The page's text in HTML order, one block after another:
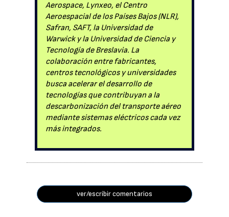
Aerospace, Lynxeo, el Centro
Aeroespacial de los Países Bajos (NLR),
Safran, SAFT, la Universidad de
Warwick y la Universidad de Ciencia y
Tecnología de Breslavia. La
colaboración entre fabricantes,
centros tecnológicos y universidades
busca acelerar el desarrollo de
tecnologías que contribuyan a la
descarbonización del transporte aéreo
mediante sistemas eléctricos cada vez
más integrados.
ver/escribir comentarios